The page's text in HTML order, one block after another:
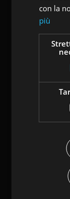
con la
più